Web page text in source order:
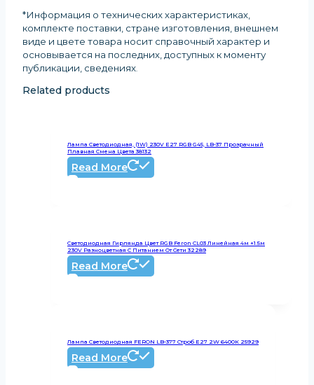
*Информация о технических характеристиках,
комплекте поставки, стране изготовления, внешнем
виде и цвете товара носит справочный характер и
основывается на последних, доступных к моменту
публикации, сведениях.
Related products
Лампа Светодиодная, (1W) 230V E27 RGB G45, LB-37 Прозрачный
Плавная Смена Цвета 38132
Read More
Светодиодная Гирлянда Цвет RGB Feron CL03 Линейная 4м +1.5м
230V Разноцветная C Питанием От Сети 32289
Read More
Лампа Светодиодная FERON LB-377 Строб Е27 2W 6400К 25929
Read More